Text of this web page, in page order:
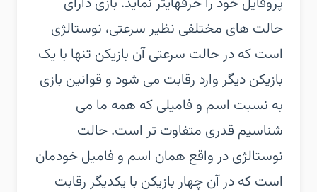
حالت های مختلفی نظیر سرعتی، نوستالژی
است که در حالت سرعتی آن بازیکن تنها با یک
بازیکن دیگر وارد رقابت می شود و قوانین بازی
به نسبت اسم و فامیلی که همه ما می
شناسیم قدری متفاوت تر است. حالت
نوستالژی در واقع همان اسم و فامیل خودمان
است که در آن چهار بازیکن با یکدیگر رقابت